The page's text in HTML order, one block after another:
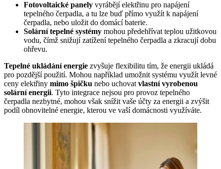
Fotovoltaické panely vyrábějí elektřinu pro napájení
tepelného čerpadla, a tu lze buď přímo využít k napájení
čerpadla, nebo uložit do domácí baterie.
Solární tepelné systémy mohou předehřívat teplou užitkovou
vodu, čímž snižují zatížení tepelného čerpadla a zkracují dobu
ohřevu.
Tepelné ukládání energie zvyšuje flexibilitu tím, že energii ukládá
pro pozdější použití. Mohou například umožnit systému využít levné
ceny elektřiny mimo špičku nebo uchovat vlastní vyrobenou
solární energii. Tyto integrace nejsou pro provoz tepelného
čerpadla nezbytné, mohou však snížit vaše účty za energii a zvýšit
podíl obnovitelné energie, kterou ve vaší domácnosti využíváte.